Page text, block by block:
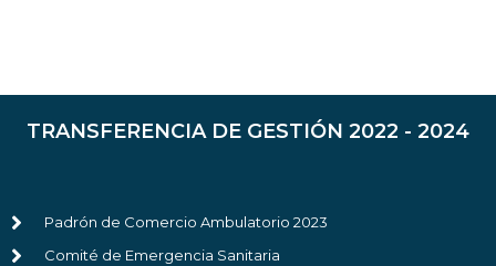
TRANSFERENCIA DE GESTIÓN 2022 - 2024
Padrón de Comercio Ambulatorio 2023
Comité de Emergencia Sanitaria